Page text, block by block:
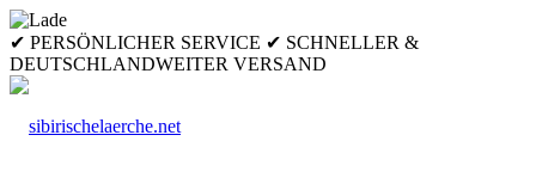
✔ PERSÖNLICHER SERVICE ✔ SCHNELLER &
DEUTSCHLANDWEITER VERSAND